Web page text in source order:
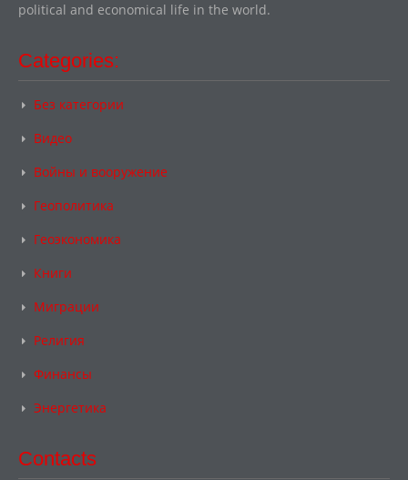
political and economical life in the world.
Categories:
Без категории
Видео
Войны и вооружение
Геополитика
Геоэкономика
Книги
Миграции
Религия
Финансы
Энергетика
Contacts